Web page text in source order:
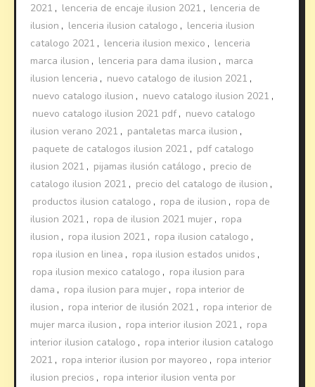
2021 , lenceria de encaje ilusion 2021 , lenceria de
ilusion , lenceria ilusion catalogo , lenceria ilusion
catalogo 2021 , lenceria ilusion mexico , lenceria
marca ilusion , lenceria para dama ilusion , marca
ilusion lenceria , nuevo catalogo de ilusion 2021 ,
nuevo catalogo ilusion , nuevo catalogo ilusion 2021 ,
nuevo catalogo ilusion 2021 pdf , nuevo catalogo
ilusion verano 2021 , pantaletas marca ilusion ,
paquete de catalogos ilusion 2021 , pdf catalogo
ilusion 2021 , pijamas ilusión catálogo , precio de
catalogo ilusion 2021 , precio del catalogo de ilusion ,
productos ilusion catalogo , ropa de ilusion , ropa de
ilusion 2021 , ropa de ilusion 2021 mujer , ropa
ilusion , ropa ilusion 2021 , ropa ilusion catalogo ,
ropa ilusion en linea , ropa ilusion estados unidos ,
ropa ilusion mexico catalogo , ropa ilusion para
dama , ropa ilusion para mujer , ropa interior de
ilusion , ropa interior de ilusión 2021 , ropa interior de
mujer marca ilusion , ropa interior ilusion 2021 , ropa
interior ilusion catalogo , ropa interior ilusion catalogo
2021 , ropa interior ilusion por mayoreo , ropa interior
ilusion precios , ropa interior ilusion venta por